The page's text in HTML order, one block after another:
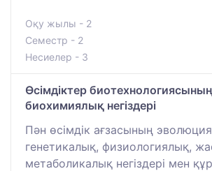
Оқу жылы - 2
Семестр - 2
Несиелер - 3
Өсімдіктер
биохимиялық негіздері
Пән өсімдік ағзасының
генетикалық, физиологиялық,
метаболикалық негіздері мен